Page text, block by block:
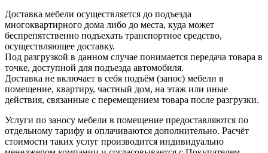
Доставка мебели осуществляется до подъезда
многоквартирного дома либо до места, куда может
беспрепятственно подъехать транспортное средство,
осуществляющее доставку.
Под разгрузкой в данном случае понимается передача товара в
точке, доступной для подъезда автомобиля.
Доставка не включает в себя подъём (занос) мебели в
помещение, квартиру, частный дом, на этаж или иные
действия, связанные с перемещением товара после разгрузки.
Услуги по заносу мебели в помещение предоставляются по
отдельному тарифу и оплачиваются дополнительно. Расчёт
стоимости таких услуг производится индивидуально